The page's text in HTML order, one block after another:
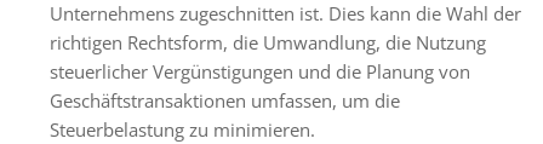
Unternehmens zugeschnitten ist. Dies kann die Wahl der
richtigen Rechtsform, die Umwandlung, die Nutzung
steuerlicher Vergünstigungen und die Planung von
Geschäftstransaktionen umfassen, um die
Steuerbelastung zu minimieren.